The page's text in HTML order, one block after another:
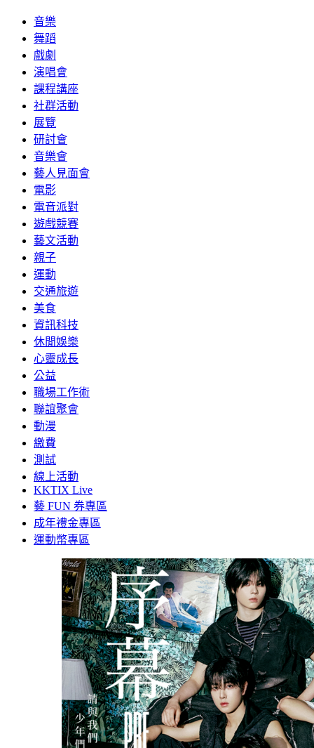
音樂
舞蹈
戲劇
演唱會
課程講座
社群活動
展覽
研討會
音樂會
藝人見面會
電影
電音派對
遊戲競賽
藝文活動
親子
運動
交通旅遊
美食
資訊科技
休閒娛樂
心靈成長
公益
職場工作術
聯誼聚會
動漫
繳費
測試
線上活動
KKTIX Live
藝 FUN 券專區
成年禮金專區
運動幣專區